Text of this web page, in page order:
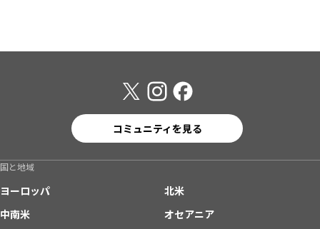
コミュニティを見る
国と地域
ヨーロッパ
北米
中南米
オセアニア